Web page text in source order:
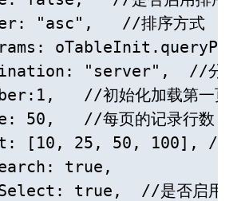
"asc",   //排序方式
"server",  //分页
//初始化加载第一页
50,   //每页的记录行数（
[10, 25, 50, 100], //可
true,
true,  //是否启用